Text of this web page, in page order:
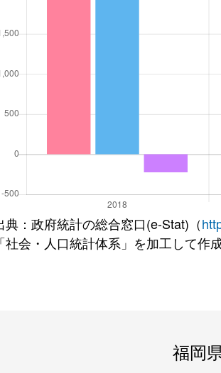
典：政府統計の総合窓口(e-Stat)（
「社会・人口統計体系」を加工して作
福岡